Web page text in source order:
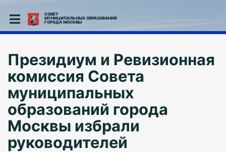
СОВЕТ
МУНИЦИПАЛЬНЫХ ОБРАЗОВАНИЙ
ГОРОДА МОСКВЫ
Президиум и Ревизионная
комиссия Совета
муниципальных
образований города
Москвы избрали
руководителей